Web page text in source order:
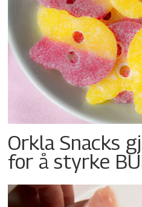
Orkla Snacks
for å styrke